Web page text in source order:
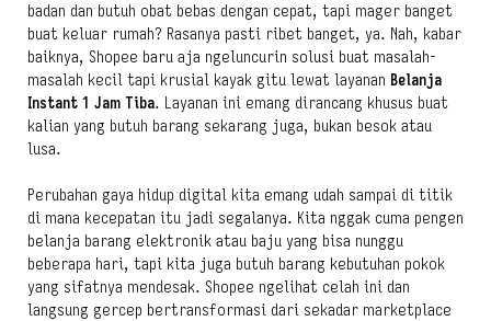
badan dan butuh obat bebas dengan cepat, tapi mager banget
buat keluar rumah? Rasanya pasti ribet banget, ya. Nah, kabar
baiknya, Shopee baru aja ngeluncurin solusi buat masalah-
masalah kecil tapi krusial kayak gitu lewat layanan Belanja
Instant 1 Jam Tiba. Layanan ini emang dirancang khusus buat
kalian yang butuh barang sekarang juga, bukan besok atau
lusa.
Perubahan gaya hidup digital kita emang udah sampai di titik
di mana kecepatan itu jadi segalanya. Kita nggak cuma pengen
belanja barang elektronik atau baju yang bisa nunggu
beberapa hari, tapi kita juga butuh barang kebutuhan pokok
yang sifatnya mendesak. Shopee ngelihat celah ini dan
langsung gercep bertransformasi dari sekadar marketplace